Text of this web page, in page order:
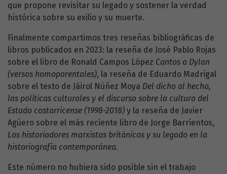
que propone revisitar su legado y sostener la verdad
histórica sobre su exilio y su muerte.
Finalmente compartimos tres reseñas bibliográficas de
libros publicados en 2023: la reseña de José Pablo Rojas
sobre el libro de Ronald Campos López Cantos a Dylan
(versos homoparentales), la reseña de Eduardo Madrigal
sobre el texto de Jáirol Núñez Moya Del dicho al hecho,
las políticas culturales y el discurso sobre la cultura del
Estado costarricense (1998-2018) y la reseña de Javier
Agüero sobre el más reciente libro de Jorge Barrientos,
Los historiadores marxistas británicos y su legado en la
historiografía contemporánea.
Este número no hubiera sido posible sin el trabajo